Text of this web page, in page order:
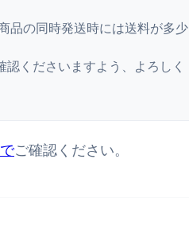
品の同時発送時には送料が多少
認くださいますよう、よろしく
ご確認ください。